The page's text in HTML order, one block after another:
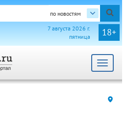
по новостям
18+
7 августа 2026 г.
пятница
Toggle